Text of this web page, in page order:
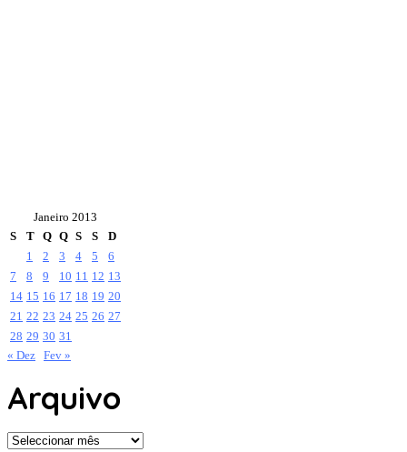
Janeiro 2013
S
T Q Q S S
D
1
2 3 4 5
6
7
8 9 10 11 12 13
14 15 16 17 18 19 20
21 22 23 24 25 26 27
28 29 30 31
« Dez Fev »
Arquivo
Arquivo